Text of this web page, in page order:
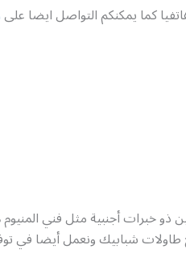
كما يمكنكم التواصل ايضا على
ذو خبرات أجنبية مثل فني
شبابيك ونعمل أيضا في